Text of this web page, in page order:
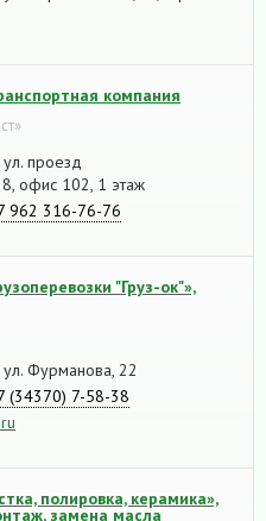
компания
проезд
8, офис 102, 1 этаж
962 316-76-76
"Груз-ок"»,
ул. Фурманова, 22
(34370) 7-58-38
полировка, керамика»,
замена масла